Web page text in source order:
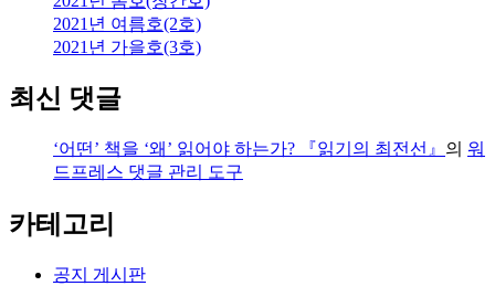
2021년 여름호(2호)
2021년 가을호(3호)
최신 댓글
‘어떤’ 책을 ‘왜’ 읽어야 하는가? 『읽기의 최전선』 의 워
드프레스 댓글 관리 도구
카테고리
공지 게시판